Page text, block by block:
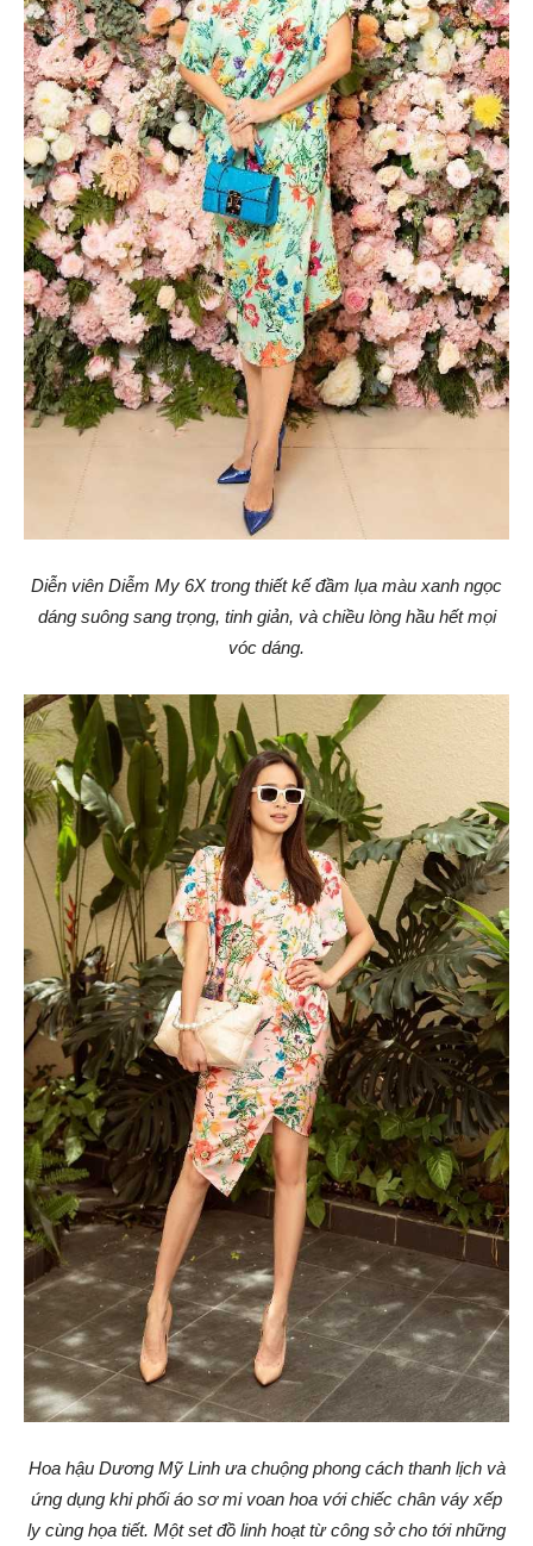
Diễn viên Diễm My 6X trong thiết kế đầm lụa màu xanh ngọc
dáng suông sang trọng, tinh giản, và chiều lòng hầu hết mọi
vóc dáng.
Hoa hậu Dương Mỹ Linh ưa chuộng phong cách thanh lịch và
ứng dụng khi phối áo sơ mi voan hoa với chiếc chân váy xếp
ly cùng họa tiết. Một set đồ linh hoạt từ công sở cho tới những